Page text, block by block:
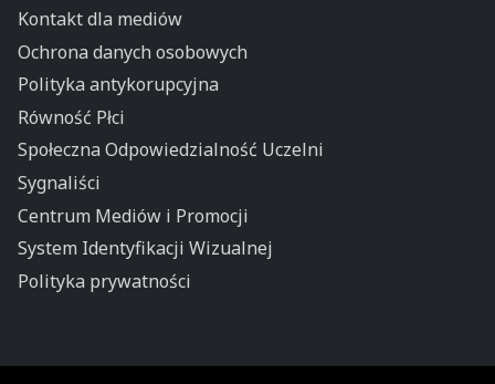
Kontakt dla mediów
Ochrona danych osobowych
Polityka antykorupcyjna
Równość Płci
Społeczna Odpowiedzialność Uczelni
Sygnaliści
Centrum Mediów i Promocji
System Identyfikacji Wizualnej
Polityka prywatności